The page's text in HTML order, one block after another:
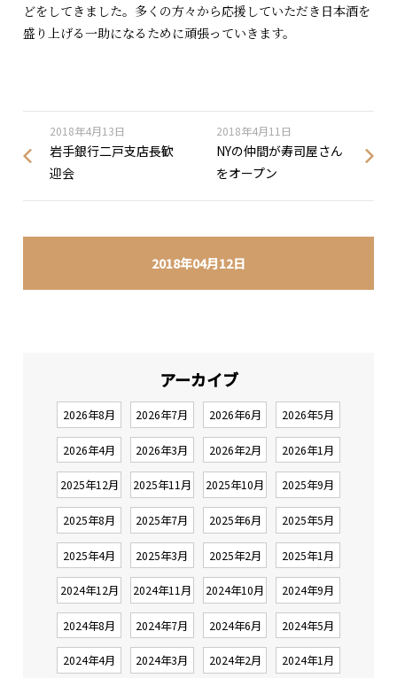
2018年04月12日
どをしてきました。多くの方々から応援していただき日本酒を
盛り上げる一助になるために頑張っていきます。
2018年4月13日
岩手銀行二戸支店長歓
迎会
2018年4月11日
NYの仲間が寿司屋さん
をオープン
アーカイブ
2026年8月 2026年7月 2026年6月 2026年5月
2026年4月 2026年3月 2026年2月 2026年1月
2025年12月 2025年11月 2025年10月 2025年9月
2025年8月 2025年7月 2025年6月 2025年5月
2025年4月 2025年3月 2025年2月 2025年1月
2024年12月 2024年11月 2024年10月 2024年9月
2024年8月 2024年7月 2024年6月 2024年5月
2024年4月 2024年3月 2024年2月 2024年1月